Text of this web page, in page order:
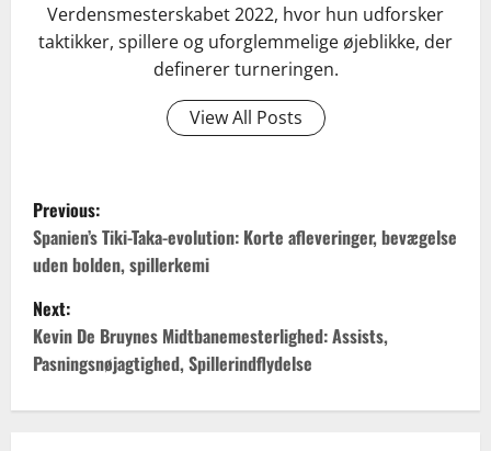
Verdensmesterskabet 2022, hvor hun udforsker
taktikker, spillere og uforglemmelige øjeblikke, der
definerer turneringen.
View All Posts
P
o
s
t
n
Previous:
Spanien’s Tiki-Taka-evolution: Korte afleveringer, bevægelse
uden bolden, spillerkemi
Next:
Kevin De Bruynes Midtbanemesterlighed: Assists,
Pasningsnøjagtighed, Spillerindflydelse